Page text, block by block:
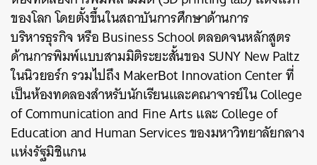
ของโลก โดยตั้งขึ้นในสถาบันการศึกษาด้านการ
บริหารธุรกิจ หรือ Business School ตลอดจนหลักสูตร
ด้านการพิมพ์แบบสามมิติระยะสั้นของ SUNY New Paltz
ในนิวยอร์ก รวมไปถึง MakerBot Innovation Center ที่
เป็นห้องทดลองสำหรับนักเรียนและคณาจารย์ใน College
of Communication and Fine Arts และ College of
Education and Human Services ของมหาวิทยาลัยกลาง
แห่งรัฐมิชิแกน